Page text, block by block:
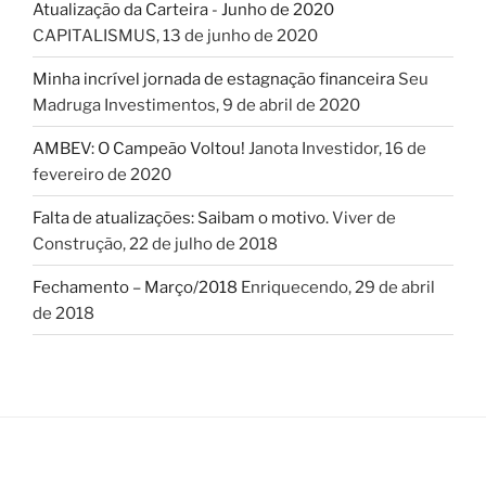
Atualização da Carteira - Junho de 2020
CAPITALISMUS,13 de junho de 2020
Minha incrível jornada de estagnação financeira Seu
Madruga Investimentos,9 de abril de 2020
AMBEV: O Campeão Voltou! Janota Investidor,16 de
fevereiro de 2020
Falta de atualizações: Saibam o motivo.Viver de
Construção,22 de julho de 2018
Fechamento – Março/2018 Enriquecendo,29 de abril
de 2018